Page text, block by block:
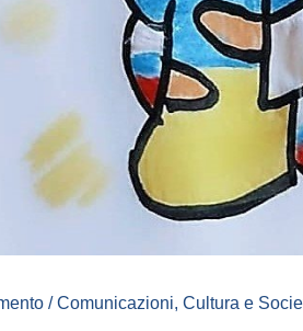
/Comunicazioni, Cultura e